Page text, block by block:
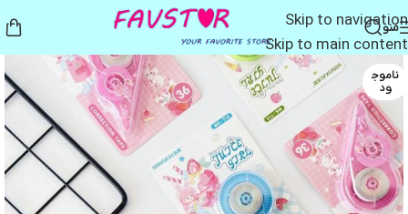
Skip to navigation
Skip to main content
منو
ناموج
ود